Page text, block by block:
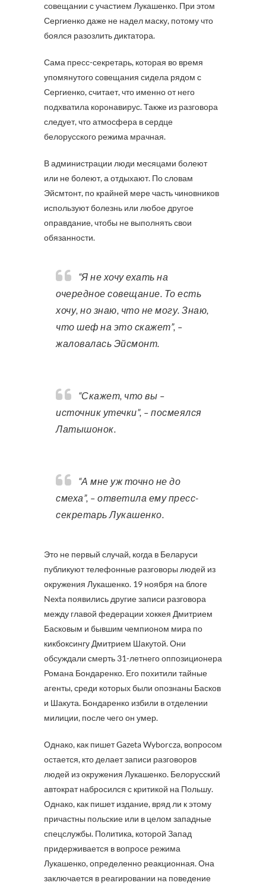
совещании с участием Лукашенко. При этом
Сергиенко даже не надел маску, потому что
боялся разозлить диктатора.
Сама пресс-секретарь, которая во время
упомянутого совещания сидела рядом с
Сергиенко, считает, что именно от него
подхватила коронавирус. Также из разговора
следует, что атмосфера в сердце
белорусского режима мрачная.
В администрации люди месяцами болеют
или не болеют, а отдыхают. По словам
Эйсмтонт, по крайней мере часть чиновников
используют болезнь или любое другое
оправдание, чтобы не выполнять свои
обязанности.
“Я не хочу ехать на
очередное совещание. То есть
хочу, но знаю, что не могу. Знаю,
что шеф на это скажет”, –
жаловалась Эйсмонт.
“Скажет, что вы –
источник утечки”, – посмеялся
Латышонок.
“А мне уж точно не до
смеха”, – ответила ему пресс-
секретарь Лукашенко.
Это не первый случай, когда в Беларуси
публикуют телефонные разговоры людей из
окружения Лукашенко. 19 ноября на блоге
Nexta появились другие записи разговора
между главой федерации хоккея Дмитрием
Басковым и бывшим чемпионом мира по
кикбоксингу Дмитрием Шакутой. Они
обсуждали смерть 31-летнего оппозиционера
Романа Бондаренко. Его похитили тайные
агенты, среди которых были опознаны Басков
и Шакута. Бондаренко избили в отделении
милиции, после чего он умер.
Однако, как пишет Gazeta Wyborcza, вопросом
остается, кто делает записи разговоров
людей из окружения Лукашенко. Белорусский
автократ набросился с критикой на Польшу.
Однако, как пишет издание, вряд ли к этому
причастны польские или в целом западные
спецслужбы. Политика, которой Запад
придерживается в вопросе режима
Лукашенко, определенно реакционная. Она
заключается в реагировании на поведение